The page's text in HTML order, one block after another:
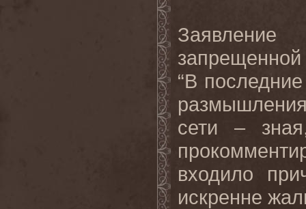
запрещенной
“В
сети –
входило
искренне